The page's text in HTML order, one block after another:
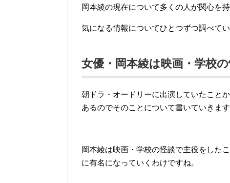
岡本綾の現在について多くの人が関心を持
気になる情報についてひとつずつ調べてい
女優・岡本綾は映画・学校
朝ドラ・オードリーに出演していたこと
あるのでそのことについて書いていきます
岡本綾は映画・学校の怪談で主役をした
に有名になっていくわけですね。